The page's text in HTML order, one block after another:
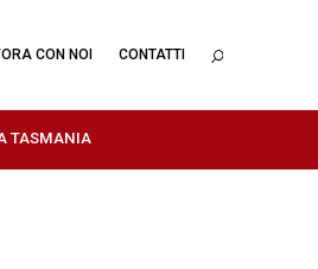
CON NOI CONTATTI
TASMANIA